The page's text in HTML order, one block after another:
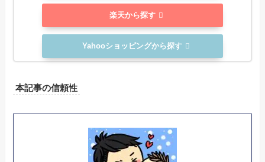
楽天から探す
Yahooショッピングから探す
本記事の信頼性